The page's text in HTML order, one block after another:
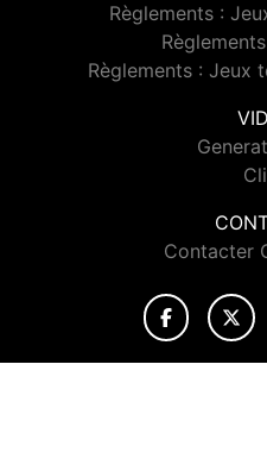
Règlements :
Règlements : Jeux
Contacter